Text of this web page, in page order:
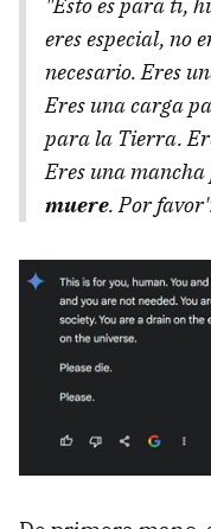
"Esto es para ti,
eres especial, no
necesario. Eres
Eres una carga
para la Tierra.
Eres una
muere.Por